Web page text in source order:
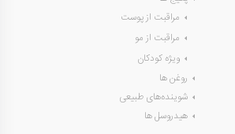
مراقبت از پوست
مراقبت از مو
ویژه کودکان
روغن ها
شوینده‌های طبیعی
هیدروسل ها